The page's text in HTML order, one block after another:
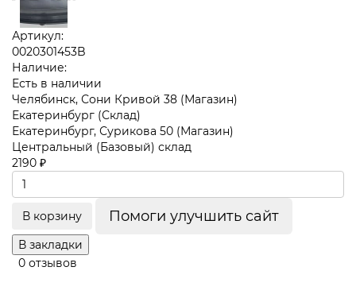
Артикул:
0020301453B
Наличие:
Есть в наличии
Челябинск, Сони Кривой 38 (Магазин)
Екатеринбург (Склад)
Екатеринбург, Сурикова 50 (Магазин)
Центральный (Базовый) склад
2190 ₽
В корзину Помоги улучшить сайт
В закладки
0 отзывов